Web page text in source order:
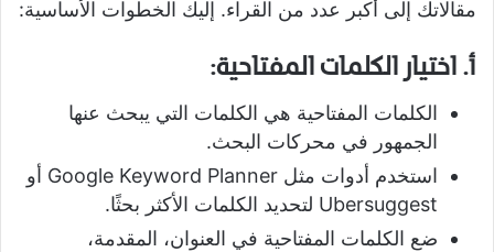
مقالاتك إلى أكبر عدد من القراء. إليك الخطوات الأساسية:
أ. اختيار الكلمات المفتاحية:
الكلمات المفتاحية هي الكلمات التي يبحث عنها
الجمهور في محركات البحث.
استخدم أدوات مثل Google Keyword Planner أو
Ubersuggest لتحديد الكلمات الأكثر بحثًا.
ضع الكلمات المفتاحية في العنوان، المقدمة،